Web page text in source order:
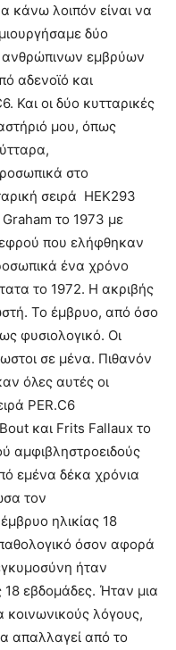
κάνω λοιπόν είναι να
δύο
ανθρώπινων εμβρύων
αδενοϊό και
Και οι δύο κυτταρικές
μου, όπως
στο
σειρά HEK293
το 1973 με
που ελήφθηκαν
ένα χρόνο
το 1972. Η ακριβής
Το έμβρυο, από όσο
φυσιολογικό. Οι
σε μένα. Πιθανόν
όλες αυτές οι
PER.C6
και Frits Fallaux το
αμφιβληστροειδούς
εμένα δέκα χρόνια
τον
ηλικίας 18
όσον αφορά
ήταν
18 εβδομάδες. Ήταν μια
κοινωνικούς λόγους,
απαλλαγεί από το